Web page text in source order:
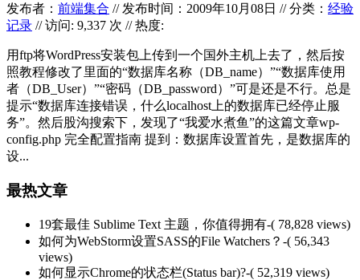
发布者： 前端集合 //发布时间：2009年10月08日 //分类： 经验
记录 // 访问: 9,337 次 // 热度:
用ftp将WordPress安装包上传到一个国外主机上去了，然后按
照教程修改了里面的“数据库名称（DB_name）”“数据库使用
者（DB_User）”“密码（DB_password）”可是还是不行。总是
提示“数据库连接错误，什么localhost上的数据库已经停止服
务”。然后股沟搜索下，发现了“我爱水煮鱼”的这篇文章wp-
config.php 完全配置指南 提到：数据库设置首先，是数据库的
设...
最热文章
19套最佳 Sublime Text 主题，你值得拥有-( 78,828 views)
如何为WebStorm设置SASS的File Watchers？ -( 56,343
views)
如何显示Chrome的状态栏(Status bar)?-( 52,319 views)